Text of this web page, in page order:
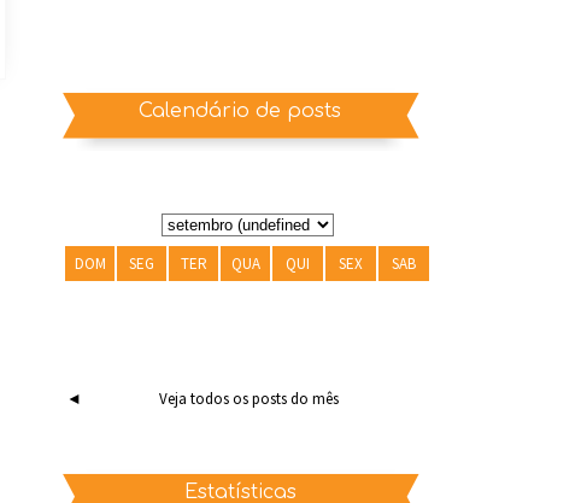
Calendário de posts
DOM SEG TER QUA QUI SEX SAB
◄ Veja todos os posts do mês
Estatísticas